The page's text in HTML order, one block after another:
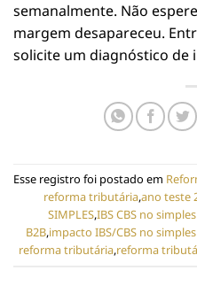
semanalmente. Não
margem desapareceu.
solicite um diagnóstico de
Esse registro foi postado em
reforma tributária,ano teste
SIMPLES,IBS CBS no
B2B,impacto IBS/CBS no
reforma tributária,reforma